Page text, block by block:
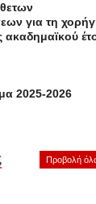
για τη
ακαδημαϊκού
2025-2026
Προβολή